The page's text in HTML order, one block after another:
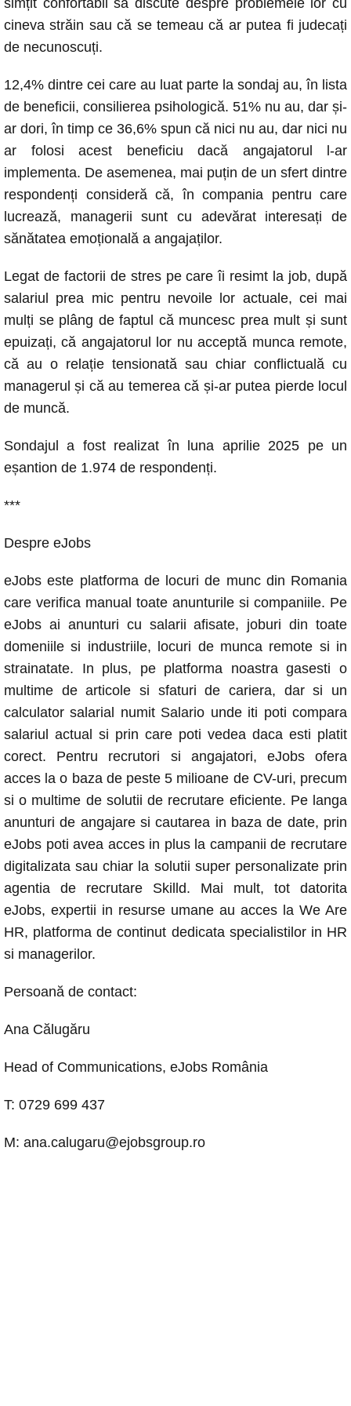
simțit confortabil să discute despre problemele lor cu
cineva străin sau că se temeau că ar putea fi judecați
de necunoscuți.
12,4% dintre cei care au luat parte la sondaj au, în lista
de beneficii, consilierea psihologică. 51% nu au, dar și-
ar dori, în timp ce 36,6% spun că nici nu au, dar nici nu
ar folosi acest beneficiu dacă angajatorul l-ar
implementa. De asemenea, mai puțin de un sfert dintre
respondenți consideră că, în compania pentru care
lucrează, managerii sunt cu adevărat interesați de
sănătatea emoțională a angajaților.
Legat de factorii de stres pe care îi resimt la job, după
salariul prea mic pentru nevoile lor actuale, cei mai
mulți se plâng de faptul că muncesc prea mult și sunt
epuizați, că angajatorul lor nu acceptă munca remote,
că au o relație tensionată sau chiar conflictuală cu
managerul și că au temerea că și-ar putea pierde locul
de muncă.
Sondajul a fost realizat în luna aprilie 2025 pe un
eșantion de 1.974 de respondenți.
***
Despre eJobs
eJobs este platforma de locuri de munc din Romania
care verifica manual toate anunturile si companiile. Pe
eJobs ai anunturi cu salarii afisate, joburi din toate
domeniile si industriile, locuri de munca remote si in
strainatate. In plus, pe platforma noastra gasesti o
multime de articole si sfaturi de cariera, dar si un
calculator salarial numit Salario unde iti poti compara
salariul actual si prin care poti vedea daca esti platit
corect. Pentru recrutori si angajatori, eJobs ofera
acces la o baza de peste 5 milioane de CV-uri, precum
si o multime de solutii de recrutare eficiente. Pe langa
anunturi de angajare si cautarea in baza de date, prin
eJobs poti avea acces in plus la campanii de recrutare
digitalizata sau chiar la solutii super personalizate prin
agentia de recrutare Skilld. Mai mult, tot datorita
eJobs, expertii in resurse umane au acces la We Are
HR, platforma de continut dedicata specialistilor in HR
si managerilor.
Persoană de contact:
Ana Călugăru
Head of Communications, eJobs România
T: 0729 699 437
M: ana.calugaru@ejobsgroup.ro